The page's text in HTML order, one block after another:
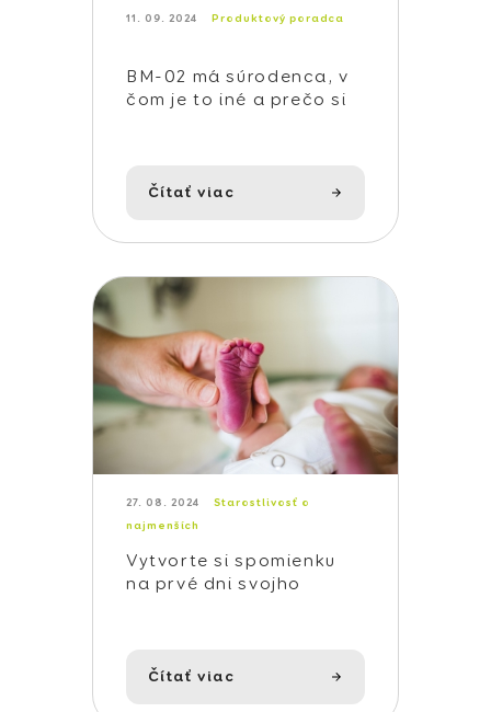
11. 09. 2024 Produktový poradca
BM-02 má súrodenca, v
čom je to iné a prečo si
Čítať viac
27. 08. 2024 Starostlivosť o
najmenších
Vytvorte si spomienku
na prvé dni svojho
Čítať viac